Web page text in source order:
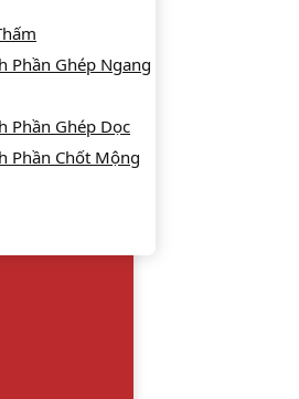
Phần Ghép Ngang
Phần Ghép Dọc
Phần Chốt Mộng